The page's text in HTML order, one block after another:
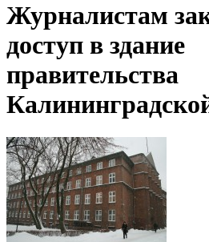
Журналистам
доступ в здание
правительства